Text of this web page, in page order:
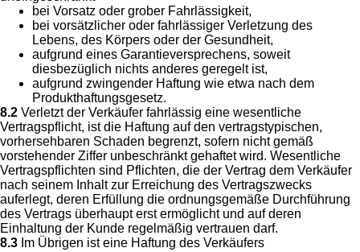
bei Vorsatz oder grober Fahrlässigkeit,
bei vorsätzlicher oder fahrlässiger Verletzung des
Lebens, des Körpers oder der Gesundheit,
aufgrund eines Garantieversprechens, soweit
diesbezüglich nichts anderes geregelt ist,
aufgrund zwingender Haftung wie etwa nach dem
Produkthaftungsgesetz.
8.2 Verletzt der Verkäufer fahrlässig eine wesentliche
Vertragspflicht, ist die Haftung auf den vertragstypischen,
vorhersehbaren Schaden begrenzt, sofern nicht gemäß
vorstehender Ziffer unbeschränkt gehaftet wird. Wesentliche
Vertragspflichten sind Pflichten, die der Vertrag dem Verkäufer
nach seinem Inhalt zur Erreichung des Vertragszwecks
auferlegt, deren Erfüllung die ordnungsgemäße Durchführung
des Vertrags überhaupt erst ermöglicht und auf deren
Einhaltung der Kunde regelmäßig vertrauen darf.
8.3 Im Übrigen ist eine Haftung des Verkäufers